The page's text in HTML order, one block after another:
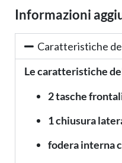
Informazioni
Caratteristiche
Le caratteristiche
2 tasche
1 chiusura
fodera interna